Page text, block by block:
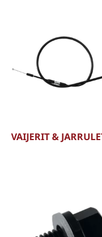
VAIJERIT &